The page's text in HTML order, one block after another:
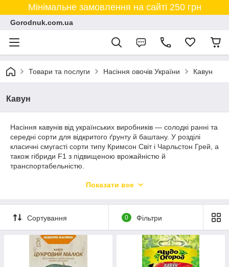
Мінімальне замовлення на сайті 250 грн
Gorodnuk.com.ua
Товари та послуги Насіння овочів України Кавун
Кавун
Насіння кавунів від українських виробників — солодкі ранні та
середні сорти для відкритого ґрунту й баштану. У розділі
класичні смугасті сорти типу Кримсон Світ і Чарльстон Грей, а
також гібриди F1 з підвищеною врожайністю й
транспортабельністю.
дозрівання, середню масу плоду й цукристість. Ранні сорти
Насіння свіже, із контролем схожості. Підкажемо сорт під ваш
регіон і строк. Доставка Новою поштою по Україні, оплата при
отриманні.
Показати все
Сортування 0 Фільтри